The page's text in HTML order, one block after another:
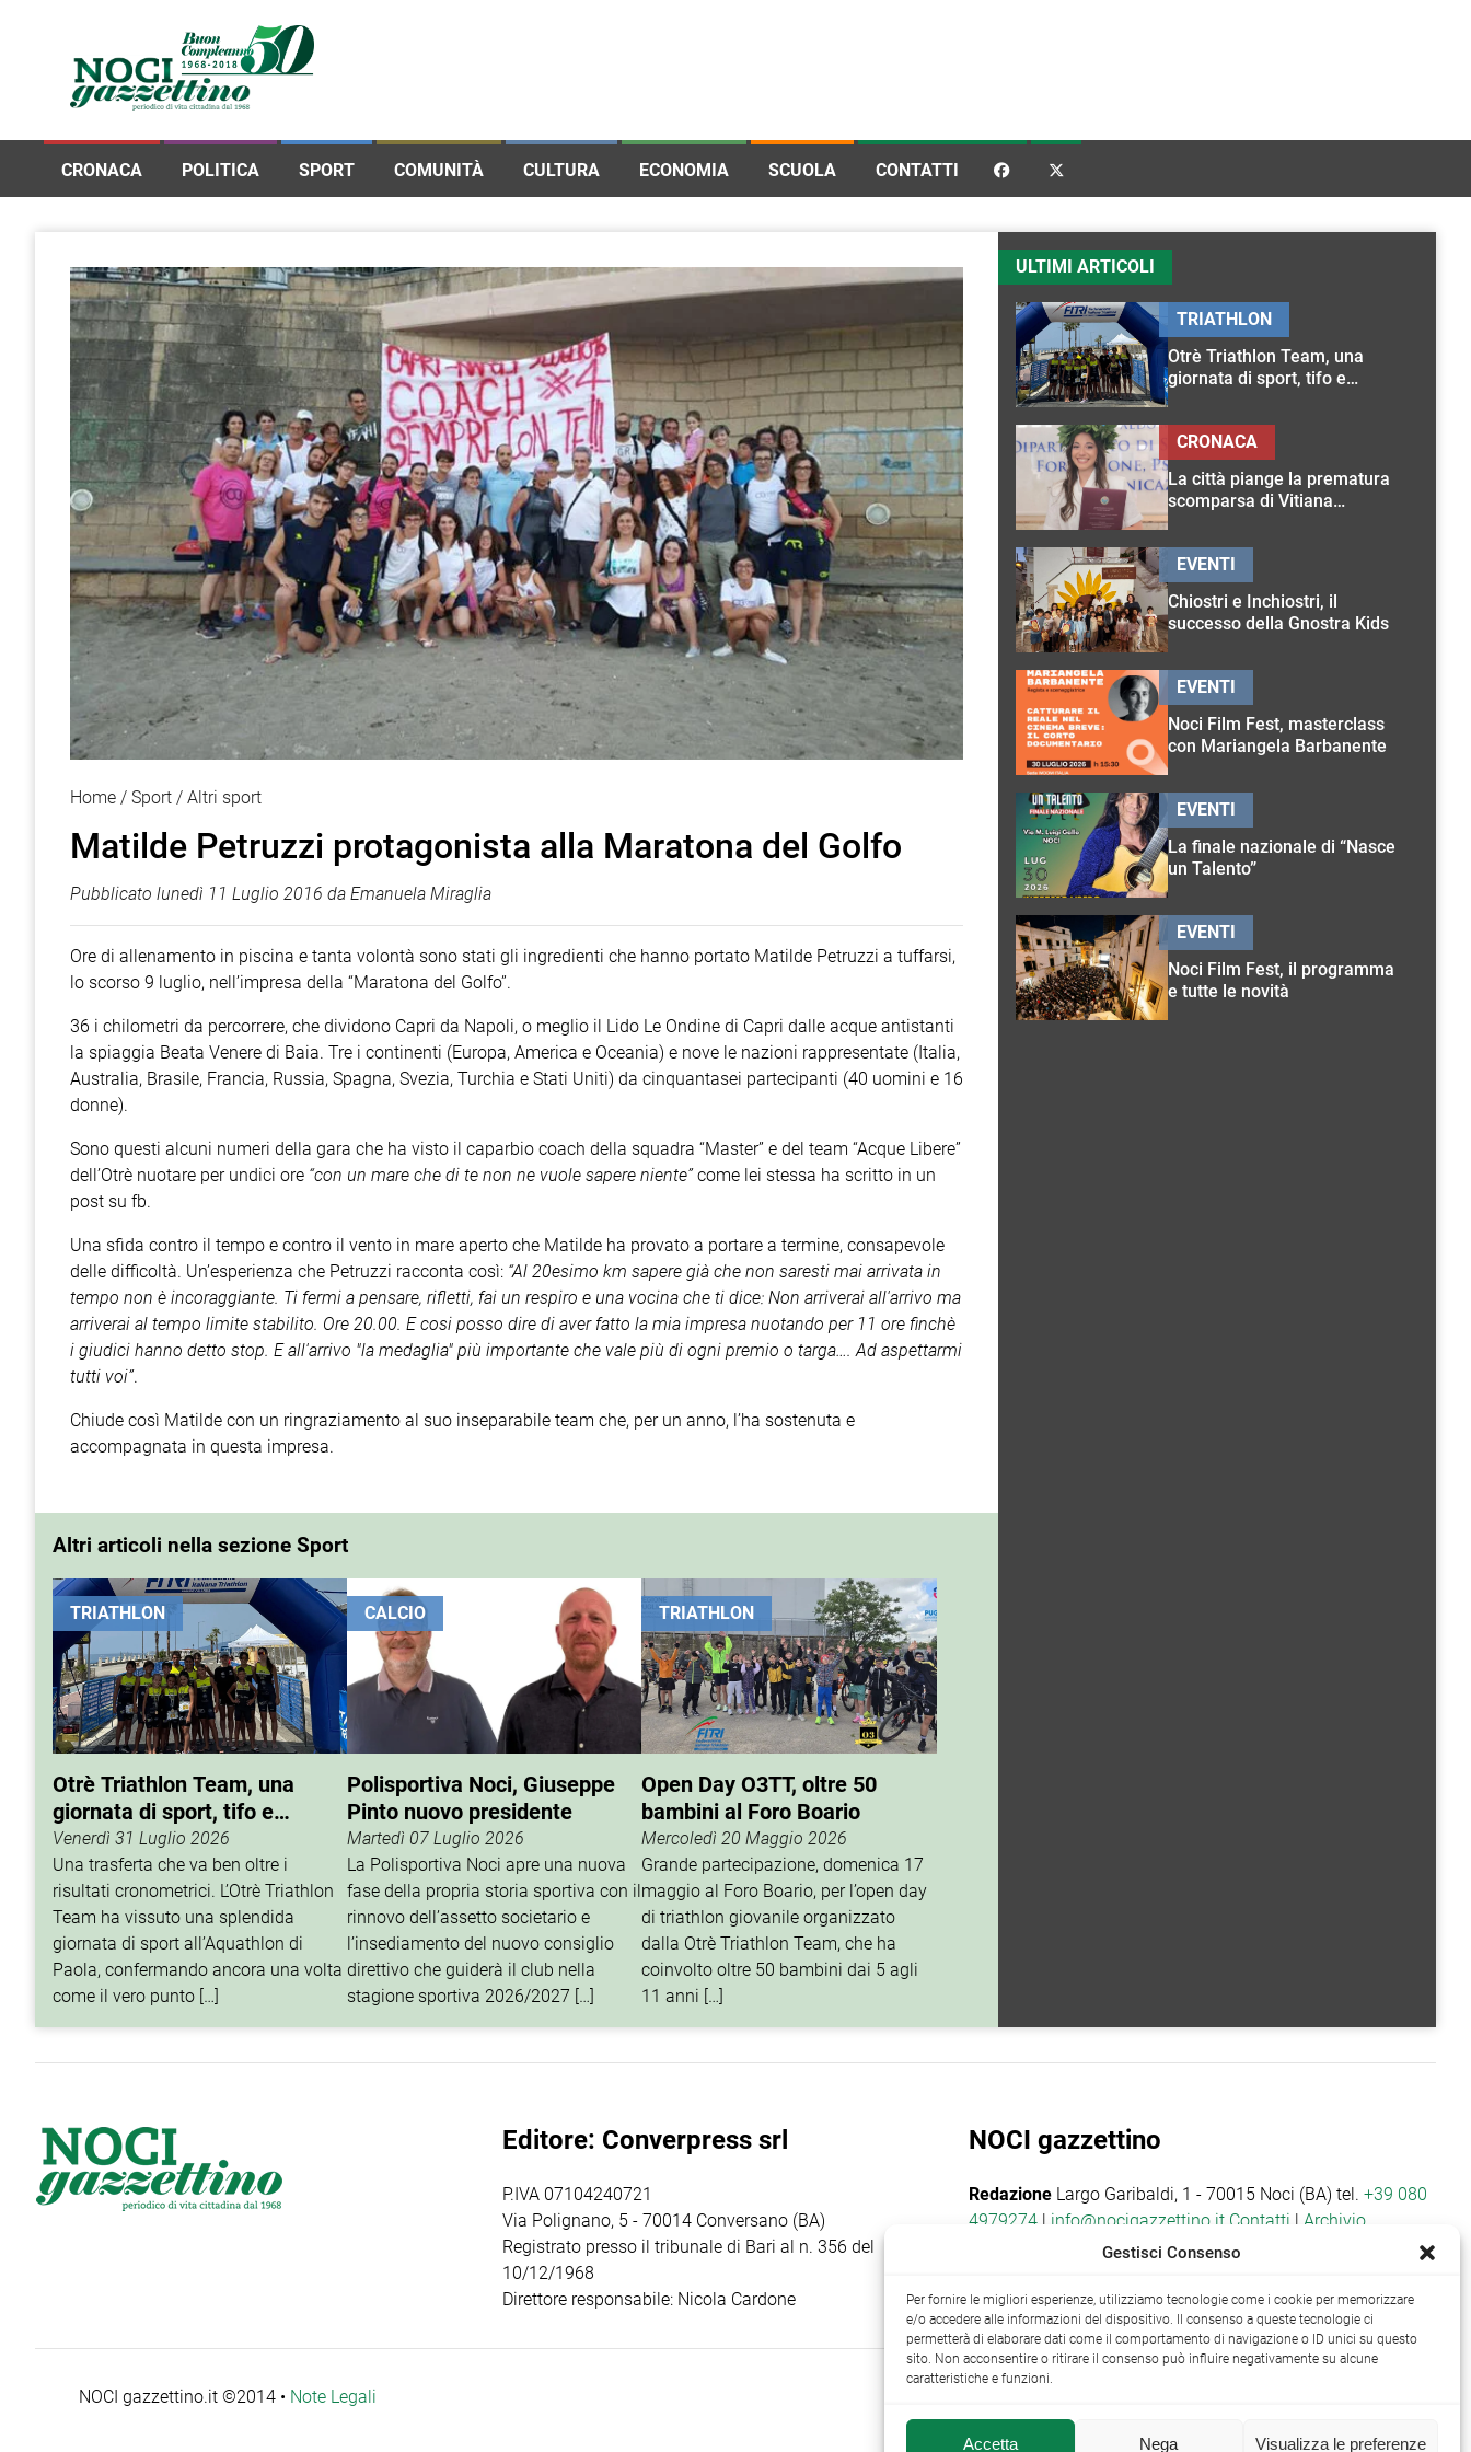
CRONACA POLITICA SPORT COMUNITÀ CULTURA ECONOMIA SCUOLA CONTATTI  
Home Sport Altri sport
Matilde Petruzzi protagonista alla Maratona del Golfo
Pubblicato lunedì 11 Luglio 2016 da Emanuela Miraglia
Ore di allenamento in piscina e tanta volontà sono stati gli ingredienti che hanno portato Matilde Petruzzi a tuffarsi,
lo scorso 9 luglio, nell’impresa della “Maratona del Golfo”.
36 i chilometri da percorrere, che dividono Capri da Napoli, o meglio il Lido Le Ondine di Capri dalle acque antistanti
la spiaggia Beata Venere di Baia. Tre i continenti (Europa, America e Oceania) e nove le nazioni rappresentate (Italia,
Australia, Brasile, Francia, Russia, Spagna, Svezia, Turchia e Stati Uniti) da cinquantasei partecipanti (40 uomini e 16
donne).
Sono questi alcuni numeri della gara che ha visto il caparbio coach della squadra “Master” e del team “Acque Libere”
dell’Otrè nuotare per undici ore “con un mare che di te non ne vuole sapere niente”come lei stessa ha scritto in un
post su fb.
Una sfida contro il tempo e contro il vento in mare aperto che Matilde ha provato a portare a termine, consapevole
delle difficoltà. Un’esperienza che Petruzzi racconta così: “Al 20esimo km sapere già che non saresti mai arrivata in
tempo non è incoraggiante. Ti fermi a pensare, rifletti, fai un respiro e una vocina che ti dice: Non arriverai all'arrivo ma
arriverai al tempo limite stabilito. Ore 20.00. E cosi posso dire di aver fatto la mia impresa nuotando per 11 ore finchè
i giudici hanno detto stop. E all'arrivo "la medaglia" più importante che vale più di ogni premio o targa…. Ad aspettarmi
tutti voi”.
Chiude così Matilde con un ringraziamento al suo inseparabile team che, per un anno, l’ha sostenuta e
accompagnata in questa impresa.
Altri articoli nella sezione Sport
TRIATHLON
Otrè Triathlon Team, una
giornata di sport, tifo e
condivisione
Venerdì 31 Luglio 2026
Una trasferta che va ben oltre i
risultati cronometrici. L’Otrè Triathlon
Team ha vissuto una splendida
giornata di sport all’Aquathlon di
Paola, confermando ancora una volta
come il vero punto […]
CALCIO
Polisportiva Noci, Giuseppe
Pinto nuovo presidente
Martedì 07 Luglio 2026
La Polisportiva Noci apre una nuova
fase della propria storia sportiva con il
rinnovo dell’assetto societario e
l’insediamento del nuovo consiglio
direttivo che guiderà il club nella
stagione sportiva 2026/2027 […]
TRIATHLON
Open Day O3TT, oltre 50
bambini al Foro Boario
Mercoledì 20 Maggio 2026
Grande partecipazione, domenica 17
maggio al Foro Boario, per l’open day
di triathlon giovanile organizzato
dalla Otrè Triathlon Team, che ha
coinvolto oltre 50 bambini dai 5 agli
11 anni […]
ULTIMI ARTICOLI
Otrè Triathlon Team, una
giornata di sport, tifo e
TRIATHLON
La città piange la prematura
scomparsa di Vitiana
CRONACA
Chiostri e Inchiostri, il
successo della Gnostra Kids
EVENTI
Noci Film Fest, masterclass
con Mariangela Barbanente
EVENTI
La finale nazionale di “Nasce
un Talento”
EVENTI
Noci Film Fest, il programma
e tutte le novità
EVENTI
Editore: Converpress srl
P.IVA 07104240721
Via Polignano, 5 - 70014 Conversano (BA)
Registrato presso il tribunale di Bari al n. 356 del
10/12/1968
Direttore responsabile: Nicola Cardone
NOCI gazzettino
Redazione Largo Garibaldi, 1 - 70015 Noci (BA) tel.+39 080
4979274 | info@nocigazzettino.it Contatti | Archivio
NOCI gazzettino.it ©2014 • Note Legali
Gestisci Consenso
Per fornire le migliori esperienze, utilizziamo tecnologie come i cookie per memorizzare
e/o accedere alle informazioni del dispositivo. Il consenso a queste tecnologie ci
permetterà di elaborare dati come il comportamento di navigazione o ID unici su questo
sito. Non acconsentire o ritirare il consenso può influire negativamente su alcune
caratteristiche e funzioni.
Accetta Nega Visualizza le preferenze